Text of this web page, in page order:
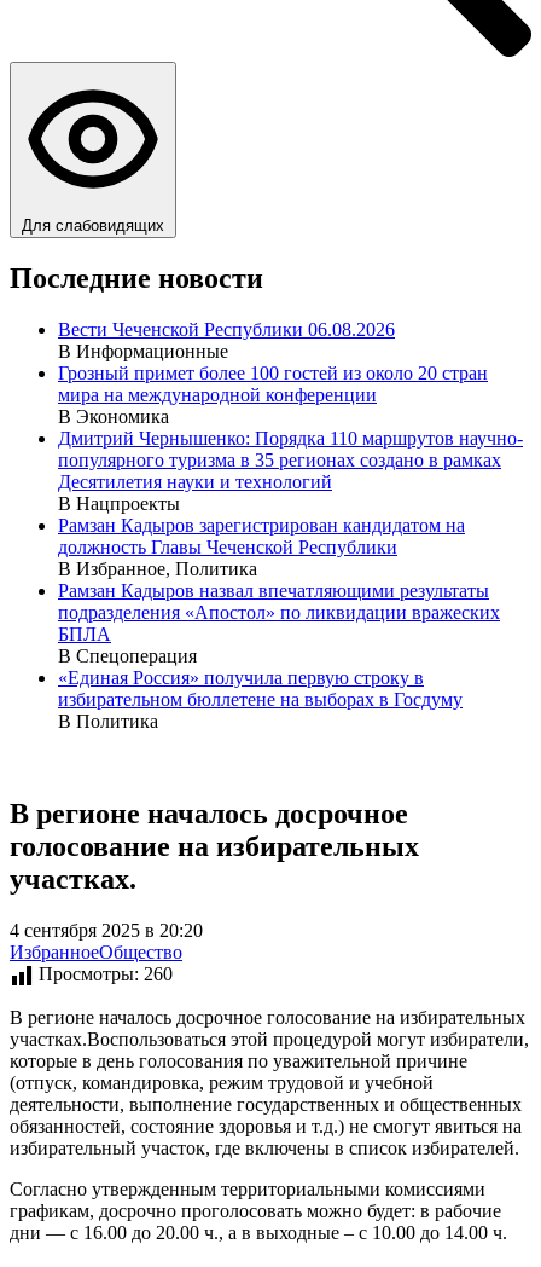
Для слабовидящих
Последние новости
Вести Чеченской Республики 06.08.2026
В Информационные
Грозный примет более 100 гостей из около 20 стран
мира на международной конференции
В Экономика
Дмитрий Чернышенко: Порядка 110 маршрутов научно-
популярного туризма в 35 регионах создано в рамках
Десятилетия науки и технологий
В Нацпроекты
Рамзан Кадыров зарегистрирован кандидатом на
должность Главы Чеченской Республики
В Избранное, Политика
Рамзан Кадыров назвал впечатляющими результаты
подразделения «Апостол» по ликвидации вражеских
БПЛА
В Спецоперация
«Единая Россия» получила первую строку в
избирательном бюллетене на выборах в Госдуму
В Политика
В регионе началось досрочное
голосование на избирательных
участках.
4 сентября 2025 в 20:20
ИзбранноеОбщество
Просмотры: 260
В регионе началось досрочное голосование на избирательных
участках.Воспользоваться этой процедурой могут избиратели,
которые в день голосования по уважительной причине
(отпуск, командировка, режим трудовой и учебной
деятельности, выполнение государственных и общественных
обязанностей, состояние здоровья и т.д.) не смогут явиться на
избирательный участок, где включены в список избирателей.
Согласно утвержденным территориальными комиссиями
графикам, досрочно проголосовать можно будет: в рабочие
дни — с 16.00 до 20.00 ч., а в выходные – с 10.00 до 14.00 ч.